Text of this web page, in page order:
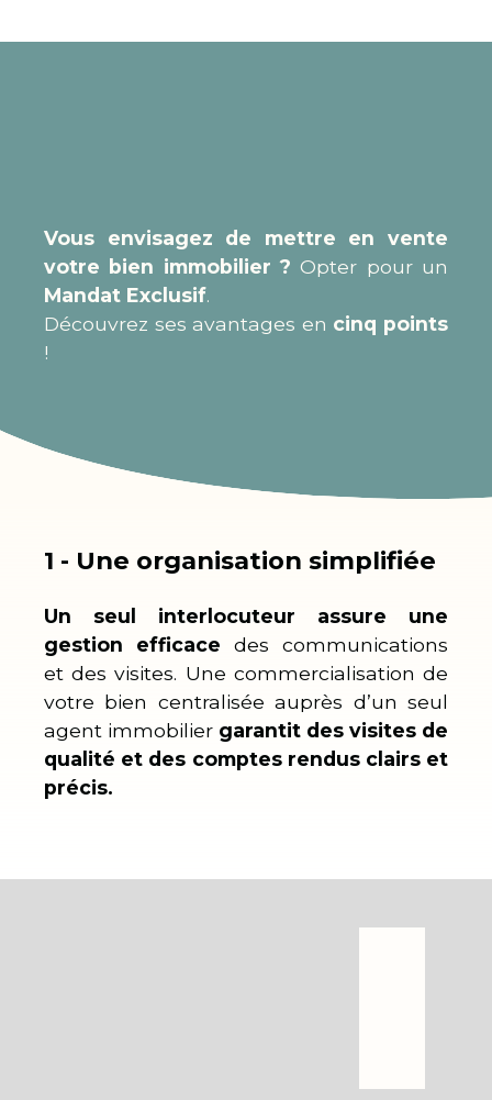
Vous envisagez de mettre en vente
votre bien immobilier ? Opter pour un
Mandat Exclusif.
Découvrez ses avantages en cinq points
!
1️ - Une organisation simplifiée
Un seul interlocuteur assure une
gestion efficace des communications
et des visites. Une commercialisation de
votre bien centralisée auprès d’un seul
agent immobilier garantit des visites de
qualité et des comptes rendus clairs et
précis.